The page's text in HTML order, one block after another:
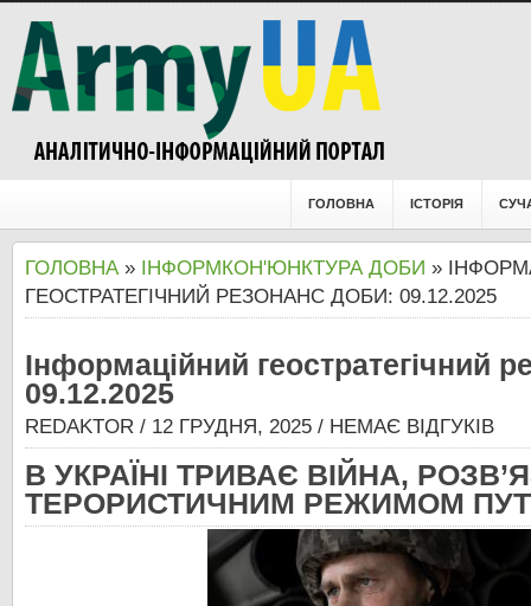
ГОЛОВНА ІСТОРІЯ
ГОЛОВНА» ІНФОРМКОН'ЮНКТУРА ДОБИ »
ГЕОСТРАТЕГІЧНИЙ РЕЗОНАНС ДОБИ: 09.12.2025
Інформаційний геостратегічний
09.12.2025
REDAKTOR / 12 ГРУДНЯ, 2025 / НЕМАЄ ВІДГУКІВ
В УКРАЇНІ ТРИВАЄ ВІЙНА,
ТЕРОРИСТИЧНИМ РЕЖИМОМ